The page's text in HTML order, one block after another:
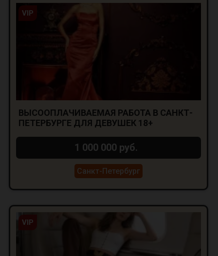
VIP
ВЫСООПЛАЧИВАЕМАЯ РАБОТА В САНКТ-
ПЕТЕРБУРГЕ ДЛЯ ДЕВУШЕК 18+
1 000 000 руб.
Санкт-Петербург
VIP